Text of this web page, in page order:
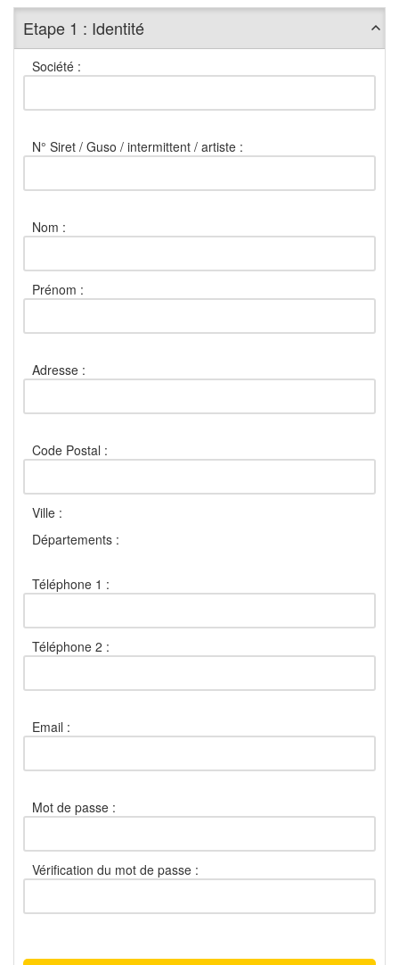
Etape 1 : Identité
Société :
N° Siret / Guso / intermittent / artiste :
Nom :
Prénom :
Adresse :
Code Postal :
Ville :
Départements :
Téléphone 1 :
Téléphone 2 :
Email :
Mot de passe :
Vérification du mot de passe :